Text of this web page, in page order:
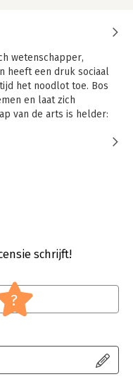
wetenschapper,
heeft een druk sociaal
het noodlot toe. Bos
en laat zich
van de arts is helder:
liefde' is het
machteloosheid en
kant zien: hoe zijn
bij hem heeft
'Omringd met liefde' is
je er samen richting
schrijft!
?